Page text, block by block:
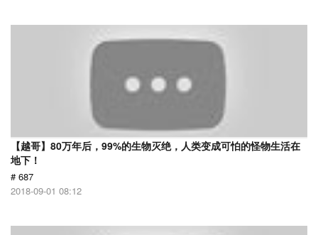
【越哥】80万年后，99%的生物灭绝，人类变成可怕的怪物生活在
地下！
# 687
2018-09-01 08:12